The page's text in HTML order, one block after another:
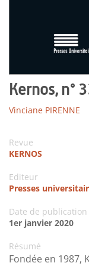
Kernos, n°
Vinciane PIRENNE
Revue
KERNOS
Editeur
Presses
Date de publication
1er janvier 2020
Résumé
Fondée en 1987,